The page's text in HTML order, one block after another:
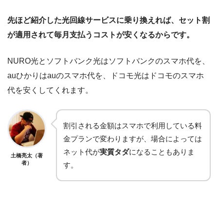
先ほど紹介した光回線サービスに乗り換えれば、セット割
が適用されて毎月支払うコストが安くなるからです。
NURO光とソフトバンク光はソフトバンクのスマホ代を、
auひかりはauのスマホ代を、ドコモ光はドコモのスマホ
代を安くしてくれます。
土橋亮太（著
者）
割引される金額はスマホで利用している料
金プランで変わりますが、場合によっては
ネット代が実質タダになることもありま
す。